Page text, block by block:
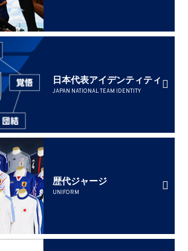
日本代表アイデンティティ
JAPAN NATIONAL TEAM IDENTITY
歴代ジャージ
UNIFORM